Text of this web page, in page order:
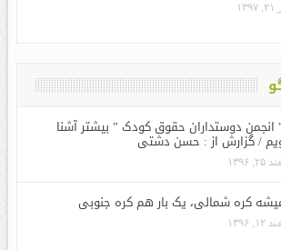
انجمن دوستداران حقوق کودک ” بیشتر آشنا
/ گزارش از : حسن دشتی
۱۳۹۶
کره شمالی، یک بار هم کره جنوبی
۱۳۹۶